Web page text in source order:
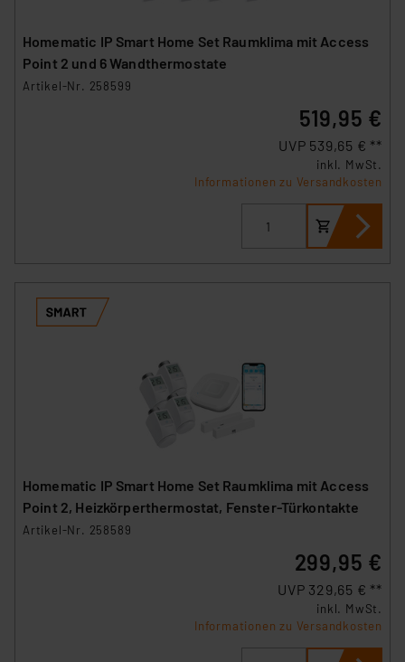
Homematic IP Smart Home Set Raumklima mit Access
Point 2 und 6 Wandthermostate
Artikel-Nr. 258599
519,95 €
UVP 539,65 € **
inkl. MwSt.
Informationen zu Versandkosten
Homematic IP Smart Home Set Raumklima mit Access
Point 2, Heizkörperthermostat, Fenster-Türkontakte
Artikel-Nr. 258589
299,95 €
UVP 329,65 € **
inkl. MwSt.
Informationen zu Versandkosten